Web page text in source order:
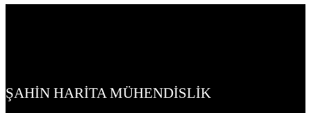
ŞAHİN HARİTA MÜHENDİSLİK